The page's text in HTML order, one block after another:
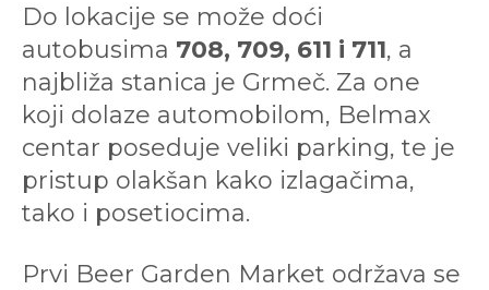
Do lokacije se može doći
autobusima 708, 709, 611 i 711, a
najbliža stanica je Grmeč. Za one
koji dolaze automobilom, Belmax
centar poseduje veliki parking, te je
pristup olakšan kako izlagačima,
tako i posetiocima.
Prvi Beer Garden Market održava se